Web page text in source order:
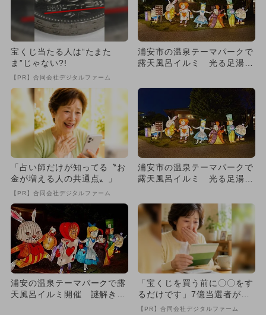
宝くじ当たる人は“たまた
ま”じゃない?!
【PR】合同会社デジタルファーム
浦安市の温泉テーマパークで
露天風呂イルミ 光る足湯＆
「占い師だけが知ってる〝お
金が増える人の共通点〟」
【PR】合同会社デジタルファーム
浦安市の温泉テーマパークで
露天風呂イルミ 光る足湯＆
浦安の温泉テーマパークで露
天風呂イルミ開催 謎解きも
「宝くじを買う前に〇〇をす
るだけです」7億当選者が続
出
【PR】合同会社デジタルファーム